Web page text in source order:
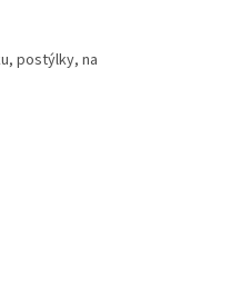
postýlky, na